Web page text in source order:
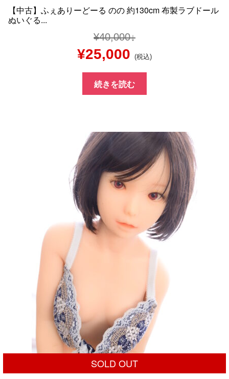
【中古】ふぇありーどーる のの 約130cm 布製ラブドール
ぬいぐる...
¥40,000
元
の
価
は
¥40,000
で
し
た。
¥25,000 現
在
の
格
は
¥25,000
で
す。
(税込)
続きを読む
SOLD OUT